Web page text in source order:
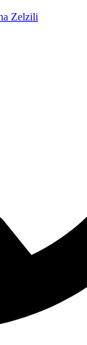
Zelzili